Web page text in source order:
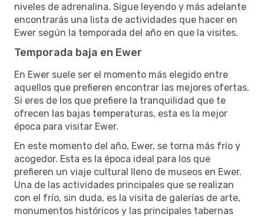
niveles de adrenalina. Sigue leyendo y más adelante
encontrarás una lista de actividades que hacer en
Ewer según la temporada del año en que la visites.
Temporada baja en Ewer
En Ewer suele ser el momento más elegido entre
aquellos que prefieren encontrar las mejores ofertas.
Si eres de los que prefiere la tranquilidad que te
ofrecen las bajas temperaturas, esta es la mejor
época para visitar Ewer.
En este momento del año, Ewer, se torna más frío y
acogedor. Esta es la época ideal para los que
prefieren un viaje cultural lleno de museos en Ewer.
Una de las actividades principales que se realizan
con el frío, sin duda, es la visita de galerías de arte,
monumentos históricos y las principales tabernas